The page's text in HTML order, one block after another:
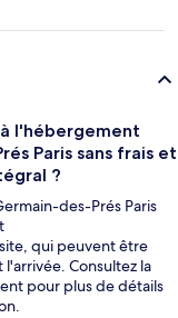
l'hébergement
Paris sans frais et
?
des-Prés Paris
qui peuvent être
Consultez la
pour plus de détails